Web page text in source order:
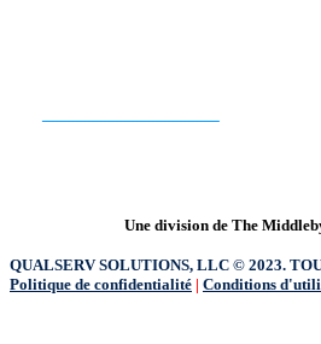
Une division de The
QUALSERV SOLUTIONS, LLC © 2023.
Politique de confidentialité | Conditions